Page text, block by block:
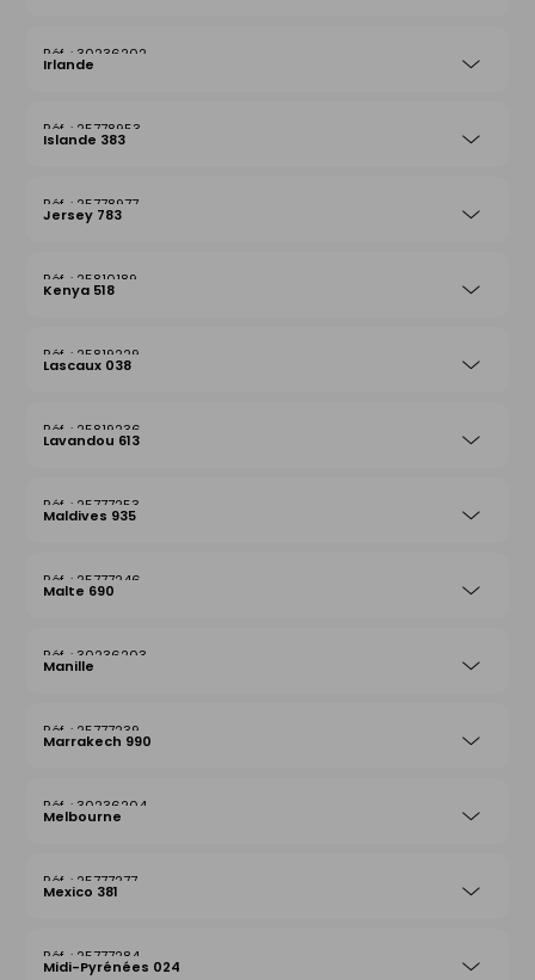
30236202
Irlande
25778953
Islande 383
25778977
Jersey 783
25810189
Kenya 518
25819229
Lascaux 038
25819236
Lavandou 613
25777253
Maldives 935
25777246
Malte 690
30236203
Manille
25777239
Marrakech 990
30236204
Melbourne
25777277
Mexico 381
25777284
Midi-Pyrénées 024